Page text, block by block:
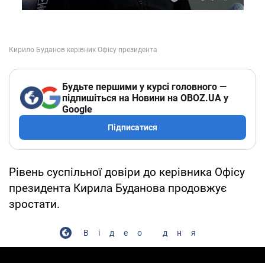
Будьте першими у курсі головного —
підпишіться на Новини на OBOZ.UA у
Google
Підписатися
Рівень суспільної довіри до керівника Офісу
президента Кирила Буданова продовжує
зростати.
Відео дня